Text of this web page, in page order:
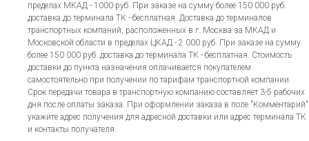
пределах МКАД - 1000 руб. При заказе на сумму более 150 000 руб.
доставка до терминала ТК - бесплатная. Доставка до терминалов
транспортных компаний, расположенных в г. Москва за МКАД и
Московской области в пределах ЦКАД - 2 000 руб. При заказе на сумму
более 150 000 руб. доставка до терминала ТК - бесплатная. Стоимость
доставки до пункта назначения оплачивается покупателем
самостоятельно при получении по тарифам транспортной компании.
Срок передачи товара в транспортную компанию составляет 3-5 рабочих
дня после оплаты заказа. При оформлении заказа в поле "Комментарий"
укажите адрес получения для адресной доставки или адрес терминала ТК
и контакты получателя.